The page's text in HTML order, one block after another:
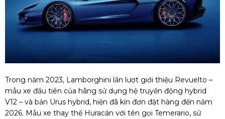
Trong năm 2023, Lamborghini lần lượt giới thiệu Revuelto –
mẫu xe đầu tiên của hãng sử dụng hệ truyền động hybrid
V12 – và bản Urus hybrid, hiện đã kín đơn đặt hàng đến năm
2026. Mẫu xe thay thế Huracán với tên gọi Temerario, sử